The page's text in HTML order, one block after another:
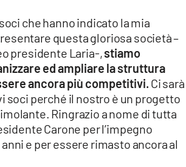
che hanno indicato la mia
questa gloriosa società –
presidente Laria-,stiamo
ed ampliare la struttura
ancora più competitivi. Ci sarà
soci perché il nostro è un progetto
Ringrazio a nome di tutta
Carone per l’impegno
e per essere rimasto ancora al